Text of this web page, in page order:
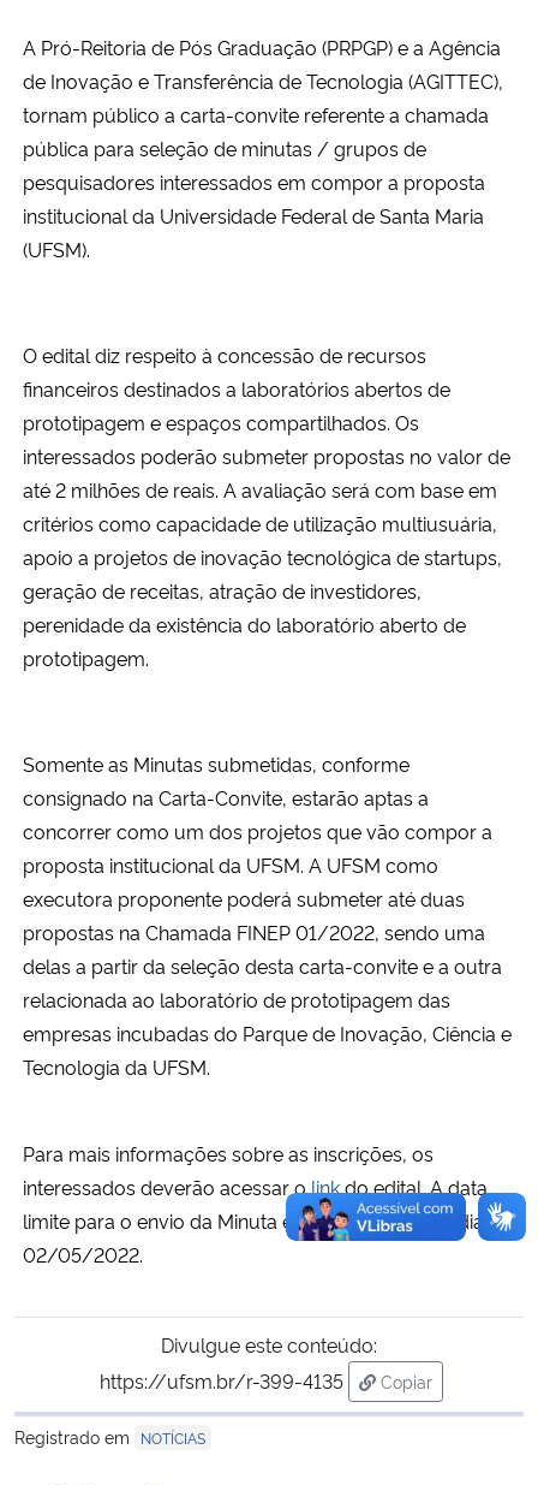
Ministério do Turismo
Ministério do Desenvolvimento Regional
Controladoria-Geral da União
Secretaria de Governo
Gabinete de Segurança Institucional
Advocacia-Geral da União
Banco Central do Brasil
Planalto
A Pró-Reitoria de Pós Graduação (PRPGP) e a Agência
de Inovação e Transferência de Tecnologia (AGITTEC),
tornam público a carta-convite referente a chamada
pública para seleção de minutas / grupos de
pesquisadores interessados em compor a proposta
institucional da Universidade Federal de Santa Maria
(UFSM).
O edital diz respeito à concessão de recursos
financeiros destinados a laboratórios abertos de
prototipagem e espaços compartilhados. Os
interessados poderão submeter propostas no valor de
até 2 milhões de reais. A avaliação será com base em
critérios como capacidade de utilização multiusuária,
apoio a projetos de inovação tecnológica de startups,
geração de receitas, atração de investidores,
perenidade da existência do laboratório aberto de
prototipagem.
Somente as Minutas submetidas, conforme
consignado na Carta-Convite, estarão aptas a
concorrer como um dos projetos que vão compor a
proposta institucional da UFSM. A UFSM como
executora proponente poderá submeter até duas
propostas na Chamada FINEP 01/2022, sendo uma
delas a partir da seleção desta carta-convite e a outra
relacionada ao laboratório de prototipagem das
empresas incubadas do Parque de Inovação, Ciência e
Tecnologia da UFSM.
Para mais informações sobre as inscrições, os
interessados deverão acessar olinkdo edital. A data
limite para o envio da Minuta está em vigor até o dia
02/05/2022.
Divulgue este conteúdo:
https://ufsm.br/r-399-4135
Copiar
para área de
Registrado em
NOTÍCIAS